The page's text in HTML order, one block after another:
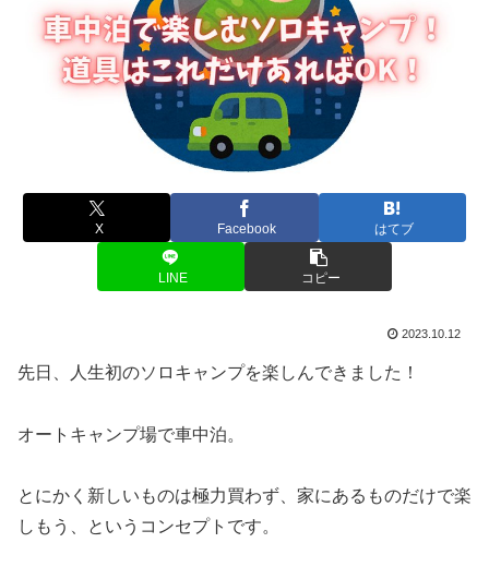
X Facebook はてブ
LINE コピー
2023.10.12
先日、人生初のソロキャンプを楽しんできました！
オートキャンプ場で車中泊。
とにかく新しいものは極力買わず、家にあるものだけで楽
しもう、というコンセプトです。